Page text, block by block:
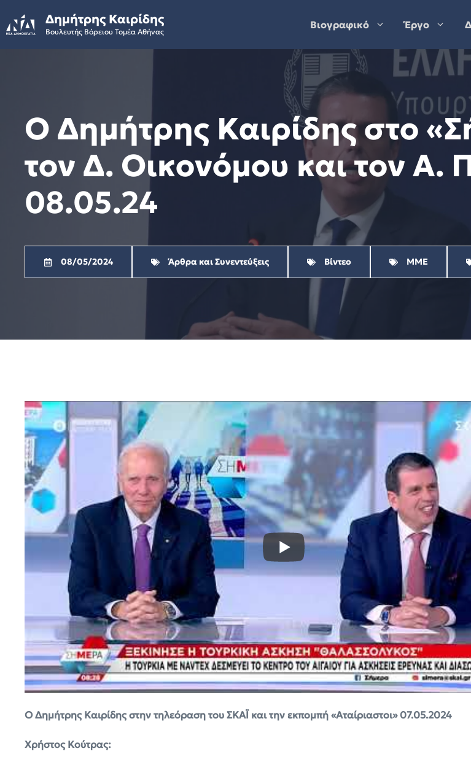
to
content
Δημήτρης Καιρίδης
Βουλευτής Βόρειου Τομέα Αθήνας
Βιογραφικό Έργο
Ο Δημήτρης Καιρίδης στo
τον Δ. Οικονόμου και τον Α.
08.05.24
08/05/2024 Άρθρα και Συνεντεύξεις Βίντεο ΜΜΕ
Ο Δημήτρης Καιρίδης στην τηλεόραση του ΣΚΑΪ και την εκπομπή «Αταίριαστοι» 07.05.2024
Χρήστος Κούτρας: